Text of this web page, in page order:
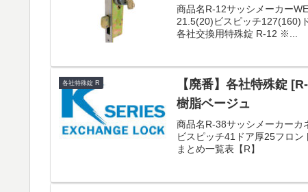
商品名R-12サッシメーカー
21.5(20)ビスピッチ127(160)
各社交換用特殊錠 R-12 ※...
各社特殊錠 R
【廃番】各社特殊錠
樹脂ベージュ
商品名R-38サッシメーカー
ビスピッチ41ドア厚25フロ
まとめ一覧表【R】